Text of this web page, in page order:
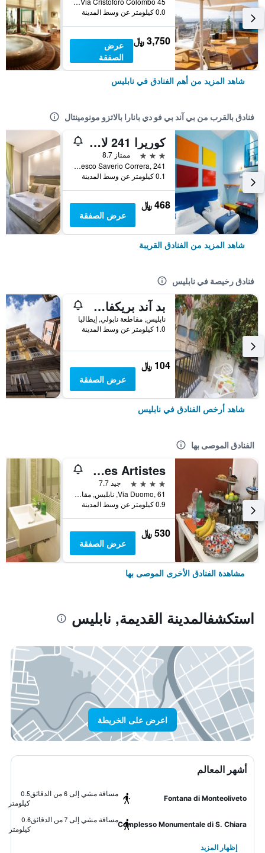
0.0 كيلومتر عن وسط المدينة
3,750 ﷼
عرض
الصفقة
شاهد المزيد من أهم الفنادق في نابليس
فنادق بالقرب من بي آند بي فو دي بانارا بالاتزو مونومينتال
كوريرا 241 لايف ستايل هوتل
3 نجوم
ممتاز 8.7
Via Francesco Saverio Correra, 241, نابليس, مقاطعة نابولي, إيطاليا
0.1 كيلومتر عن وسط المدينة
468 ﷼
عرض الصفقة
شاهد المزيد من الفنادق القريبة
فنادق رخيصة في نابليس
بد آند بريكفاست ميراجليا
نابليس, مقاطعة نابولي, إيطاليا
1.0 كيلومتر عن وسط المدينة
104 ﷼
عرض الصفقة
شاهد أرخص الفنادق في نابليس
الفنادق الموصى بها
Hotel Des Artistes
4 نجوم
جيد 7.7
Via Duomo, 61, نابليس, مقاطعة نابولي, إيطاليا
0.9 كيلومتر عن وسط المدينة
530 ﷼
عرض الصفقة
مشاهدة الفنادق الأخرى الموصى بها
استكشفالمدينة القديمة, نابليس
اعرض على الخريطة
أشهر المعالم
Fontana di Monteoliveto
مسافة مشي إلى 6 من الدقائق
0.5
كيلومتر
Complesso Monumentale di S. Chiara
مسافة مشي إلى 7 من الدقائق
0.6
كيلومتر
إظهار المزيد